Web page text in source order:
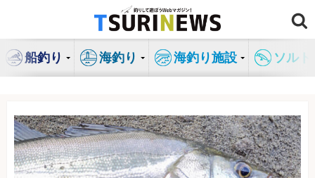
ン
船釣り 海釣り 海釣り施設 ソル